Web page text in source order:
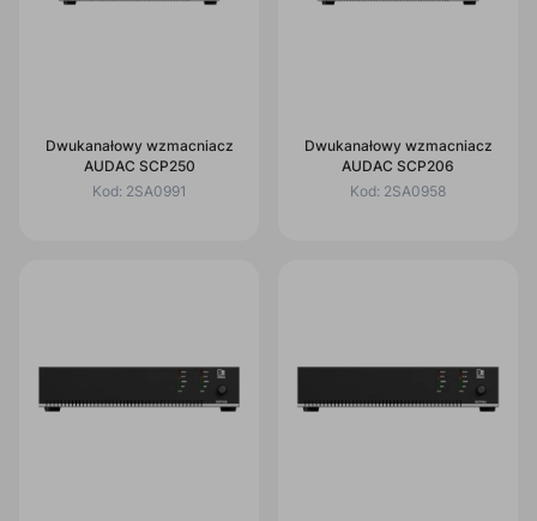
Dwukanałowy wzmacniacz
AUDAC SCP250
Kod: 2SA0991
Dwukanałowy wzmacniacz
AUDAC SCP206
Kod: 2SA0958